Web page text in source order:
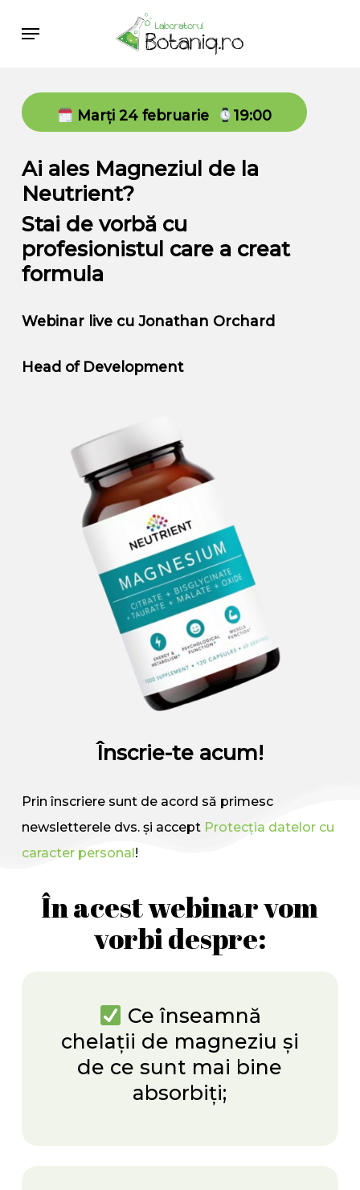
content
Menu
Marți 24 februarie 19:00
Ai ales Magneziul de la
Neutrient?
Stai de vorbă cu
profesionistul care a creat
formula
Webinar live cu Jonathan Orchard
Head of Development
Înscrie-te acum!
Prin înscriere sunt de acord să primesc
newsletterele dvs. și accept Protecția datelor cu
caracter personal!
În acest webinar vom
vorbi despre:
Ce înseamnă
chelații de magneziu și
de ce sunt mai bine
absorbiți;